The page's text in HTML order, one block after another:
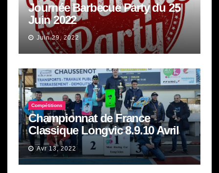
Journée Barbecue Party du 25
Juin 2022
Juin 29, 2022
Compétitions
Championnat de France
Classique Longvic 8.9.10 Avril
2022
Avr 13, 2022